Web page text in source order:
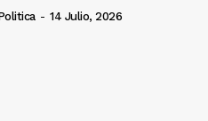
- 14 Julio, 2026